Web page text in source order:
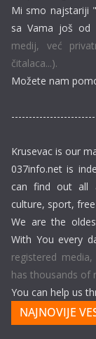
Mi smo najstariji
sa Vama još od
medij, već
čitalaca...).
Možete nam
Krusevac is our
037info.net is
can find out all
culture, sport,
We are the
With You every
registered
has thousands of
You can help us
NAJNOVIJE